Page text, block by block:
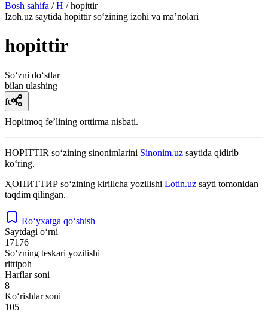
Bosh sahifa / H / hopittir
Izoh.uz saytida hopittirso‘zining izohi va ma’nolari
hopittir
So‘zni do‘stlar
bilan ulashing
fe’l
Hopitmoq feʼlining orttirma nisbati.
HOPITTIR so‘zining sinonimlarini Sinonim.uz saytida qidirib
ko‘ring.
ҲОПИТТИР so‘zining kirillcha yozilishi Lotin.uz sayti tomonidan
taqdim qilingan.
Ro‘yxatga qo‘shish
Saytdagi o‘rni
17176
So‘zning teskari yozilishi
rittipoh
Harflar soni
8
Ko‘rishlar soni
105